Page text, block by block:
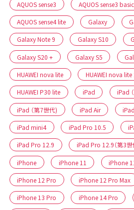
AQUOS sense3 AQUOS sense3 basic
AQUOS sense4 lite Galaxy
Galaxy Note 9 Galaxy S10
Galaxy S20 + Galaxy S5
HUAWEI nova lite HUAWEI nova lite
HUAWEI P30 lite iPad iPad
iPad （第7世代) iPad Air
iPad mini4 iPad Pro 10.5
iPad Pro 12.9 iPad Pro 12.9（第3世
iPhone iPhone 11 iPhone
iPhone 12 Pro iPhone 12 Pro Max
iPhone 13 Pro iPhone 14 Pro